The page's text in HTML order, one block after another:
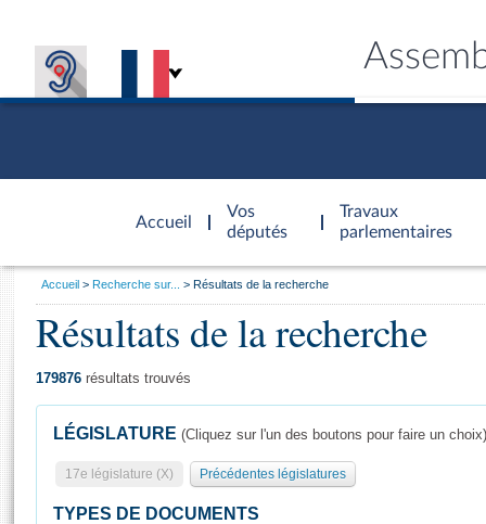
Accueil
d'accueil
Vos
députés
Travaux
parlementaires
Présidence
Séance publique
Général
Rôle et pouvoirs de l'Assemblée
Visiter l'Assemblée
Vous
Accueil Recherche sur... Résultats de la recherche
Résultats de la recherche
179876 résultats trouvés
LÉGISLATURE (Cliquez sur l'un des boutons pour faire un choix)
17e législature (X) Précédentes législatures
TYPES DE DOCUMENTS